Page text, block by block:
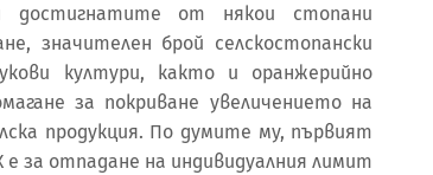
достигнатите от някои стопани
значителен брой селскостопански
култури, както и оранжерийно
за покриване увеличението на
продукция. По думите му, първият
за отпадане на индивидуалния лимит